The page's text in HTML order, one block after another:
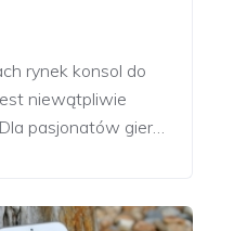
rynek konsol do
niewątpliwie
pasjonatów gier…